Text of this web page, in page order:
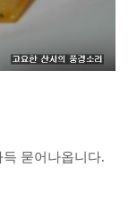
묻어나옵니다.